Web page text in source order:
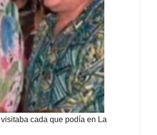
cada que podía en La